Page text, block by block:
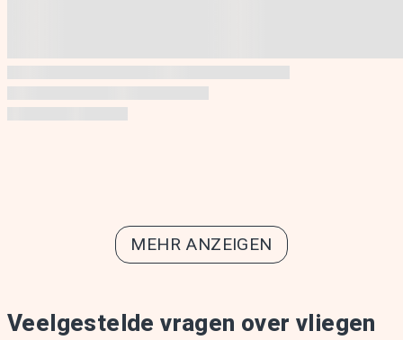
MEHR ANZEIGEN
Veelgestelde vragen over vliegen